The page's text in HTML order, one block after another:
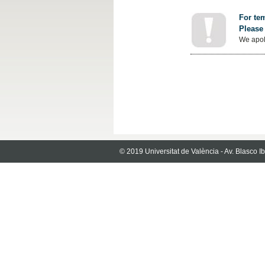
For
We
© 2019 Universitat de València - Av. Blasco